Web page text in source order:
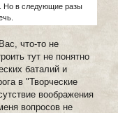
Но в следующие разы
что-то не
тут не понятно
баталий и
в "Творческие
воображения
вопросов не